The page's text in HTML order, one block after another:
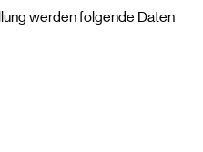
werden folgende Daten